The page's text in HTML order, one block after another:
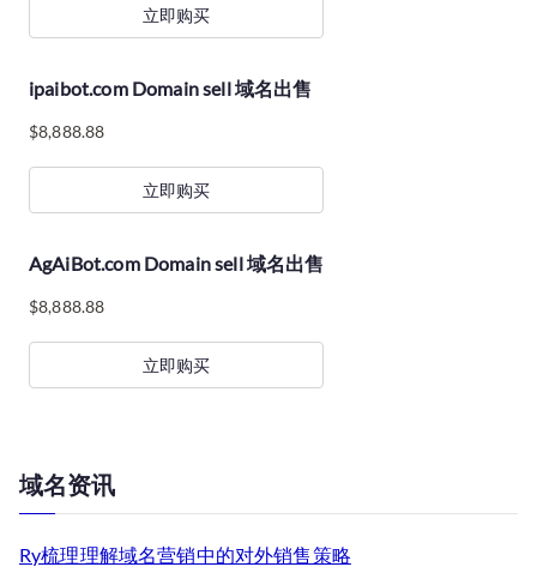
立即购买
ipaibot.com Domain sell 域名出售
$8,888.88
立即购买
AgAiBot.com Domain sell 域名出售
$8,888.88
立即购买
域名资讯
Ry梳理理解域名营销中的对外销售策略